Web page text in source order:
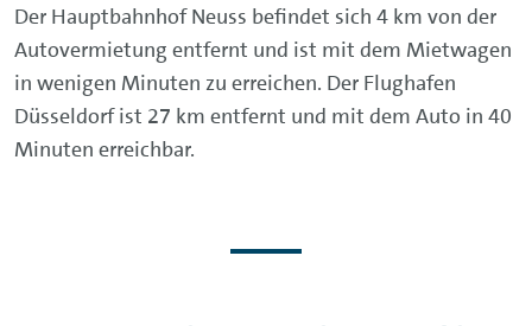
Der Hauptbahnhof Neuss befindet sich 4 km von der
Autovermietung entfernt und ist mit dem Mietwagen
in wenigen Minuten zu erreichen. Der Flughafen
Düsseldorf ist 27 km entfernt und mit dem Auto in 40
Minuten erreichbar.